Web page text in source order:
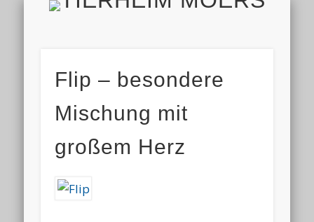
HOME
AKTUELL
ALLE TIERE
HELFEN
TIERHEIM & VEREIN
VIELEN DANK!
IMPRESSUM & DATENSCHUTZ
FINDEFIX
Flip – besondere
Mischung mit
großem Herz